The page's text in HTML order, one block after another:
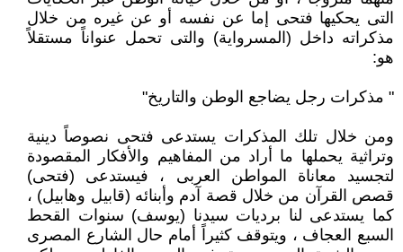
التى يحكيها فتحى إما عن نفسه أو عن غيره من خلال
مذكراته داخل (المسرواية) والتى تحمل عنواناً مستقلاً
هو:
" مذكرات رجل يضاجع الوطن والتاريخ"
ومن خلال تلك المذكرات يستدعى فتحى نصوصاً دينية
وتراثية يحملها ما أراد من المفاهيم والأفكار المقصودة
لتجسيد معاناة المواطن العربى ، فيستدعى (فتحى)
قصص القرآن من خلال قصة آدم وأبنائه (قابيل وهابيل) ،
كما يستدعى لنا برديات سيدنا (يوسف) سنوات القحط
السبع العجاف ، ويتوقف كثيراً أمام حال الشارع المصرى